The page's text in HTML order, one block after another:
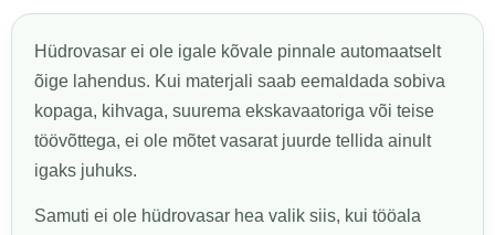
Hüdrovasar ei ole igale kõvale pinnale automaatselt
õige lahendus. Kui materjali saab eemaldada sobiva
kopaga, kihvaga, suurema ekskavaatoriga või teise
töövõttega, ei ole mõtet vasarat juurde tellida ainult
igaks juhuks.
Samuti ei ole hüdrovasar hea valik siis, kui tööala